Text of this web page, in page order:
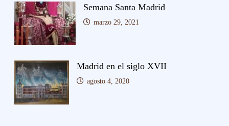
Semana Santa Madrid
marzo 29, 2021
Madrid en el siglo XVII
agosto 4, 2020